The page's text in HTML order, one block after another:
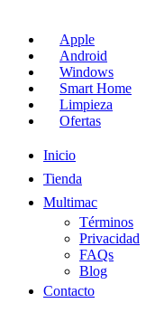
Apple
Android
Windows
Smart Home
Limpieza
Ofertas
Inicio
Tienda
Multimac
Términos
Privacidad
FAQs
Blog
Contacto